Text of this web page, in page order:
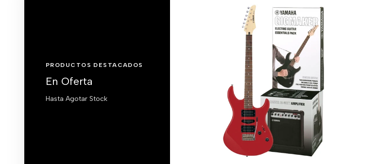
PRODUCTOS DESTACADOS
En Oferta
Hasta Agotar Stock